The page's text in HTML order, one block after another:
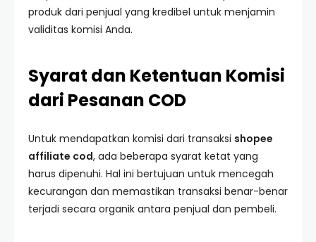
produk dari penjual yang kredibel untuk menjamin
validitas komisi Anda.
Syarat dan Ketentuan Komisi
dari Pesanan COD
Untuk mendapatkan komisi dari transaksi shopee
affiliate cod, ada beberapa syarat ketat yang
harus dipenuhi. Hal ini bertujuan untuk mencegah
kecurangan dan memastikan transaksi benar-benar
terjadi secara organik antara penjual dan pembeli.